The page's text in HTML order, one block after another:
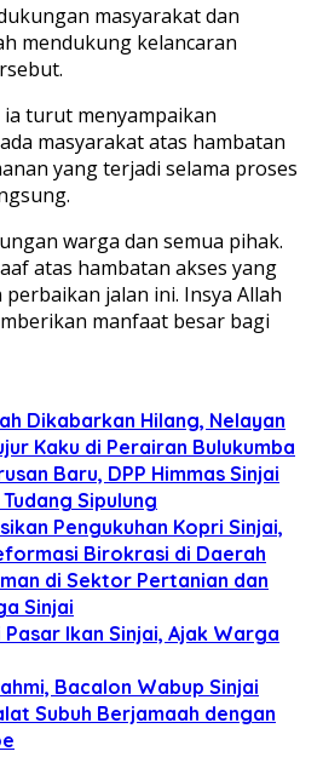
masyarakat dan
mendukung kelancaran
turut menyampaikan
masyarakat atas hambatan
yang terjadi selama proses
warga dan semua pihak.
atas hambatan akses yang
jalan ini. Insya Allah
manfaat besar bagi
Dikabarkan Hilang, Nelayan
Kaku di Perairan Bulukumba
Baru, DPP Himmas Sinjai
Sipulung
Pengukuhan Kopri Sinjai,
Birokrasi di Daerah
di Sektor Pertanian dan
Sinjai
Ikan Sinjai, Ajak Warga
Bacalon Wabup Sinjai
Subuh Berjamaah dengan